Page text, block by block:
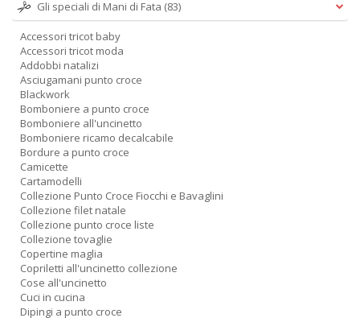
Gli speciali di Mani di Fata (83)
Accessori tricot baby
Accessori tricot moda
Addobbi natalizi
Asciugamani punto croce
Blackwork
Bomboniere a punto croce
Bomboniere all'uncinetto
Bomboniere ricamo decalcabile
Bordure a punto croce
Camicette
Cartamodelli
Collezione Punto Croce Fiocchi e Bavaglini
Collezione filet natale
Collezione punto croce liste
Collezione tovaglie
Copertine maglia
Copriletti all'uncinetto collezione
Cose all'uncinetto
Cuci in cucina
Dipingi a punto croce